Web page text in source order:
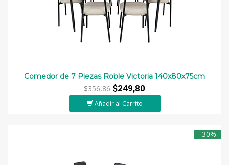
Comedor de 7 Piezas Roble Victoria 140x80x75cm
$356,86$249,80
Añadir al Carrito
-30%